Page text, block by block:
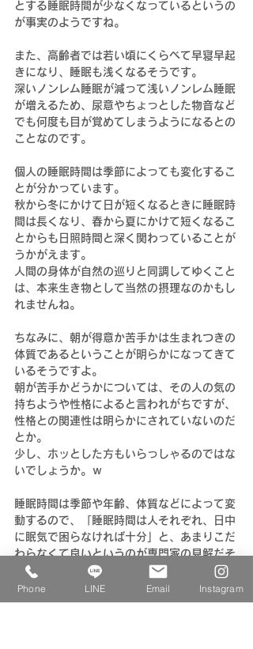
とする睡眠時間が少なくなっているというの
が事実のようですね。
また、高齢者では若い頃にくらべて早寝早起
きになり、睡眠も浅くなるそうです。
深いノンレム睡眠が減って浅いノンレム睡眠
が増えるため、尿意やちょっとした物音など
でも何度も目が覚めてしまうようになるとの
ことなのです。
個人の睡眠時間は季節によっても変化するこ
とが分かっています。
秋から冬にかけて日が短くなるときに睡眠時
間は長くなり、春から夏にかけて短くなるこ
とからも日照時間と深く関わっていることが
うかがえます。
人間の身体が自然の巡りと同調してゆくこと
は、本来生き物として当然の摂理なのかもし
れませんね。
ちなみに、朝が得意か苦手かは生まれつきの
体質であるということが明らかになってきて
いるそうですよ。
朝が苦手かどうかについては、その人の気の
持ちようや性格によると言われがちですが、
性格との関連性は明らかにされていないのだ
とか。
少し、ホッとした方もいらっしゃるのではな
いでしょうか。ｗ
睡眠時間は季節や年齢、体質などによって変
動するので、「睡眠時間は人それぞれ、日中
に眠気で困らなければ十分」と、あまりこだ
わらなくて良いというのが専門家の見解だそ
うです。
Phone LINE Email Instagram